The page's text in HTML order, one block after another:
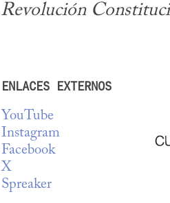
Revolución
ENLACES EXTERNOS
YouTube
Instagram
Facebook
X
Spreaker